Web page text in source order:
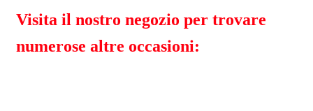
Visita il nostro negozio per trovare
numerose altre occasioni: